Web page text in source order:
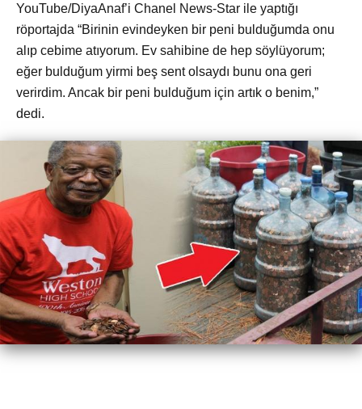
YouTube/DiyaAnaf’i Chanel News-Star ile yaptığı
röportajda “Birinin evindeyken bir peni bulduğumda onu
alıp cebime atıyorum. Ev sahibine de hep söylüyorum;
eğer bulduğum yirmi beş sent olsaydı bunu ona geri
verirdim. Ancak bir peni bulduğum için artık o benim,”
dedi.